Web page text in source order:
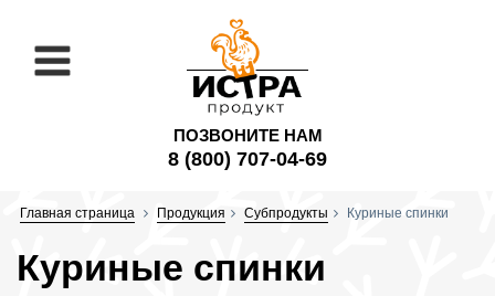
ПОЗВОНИТЕ НАМ
8 (800) 707-04-69
Главная страница Продукция Субпродукты Куриные спинки
Куриные спинки